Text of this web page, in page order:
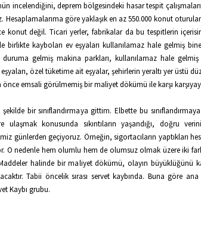
incelendiğini, deprem bölgesindeki hasar tespit
Hesaplamalarıma göre yaklaşık en az 550.000 konut
konut değil. Ticari yerler, fabrikalar da bu tespitlerin
birlikte kaybolan ev eşyaları kullanılamaz hale gelmiş
gelmiş makina parkları, kullanılamaz hale
özel tüketime ait eşyalar, şehirlerin yeraltı yer üstü
emsali görülmemiş bir maliyet dökümü ile karşı
bir sınıflandırmaya gittim. Elbette bu
ulaşmak konusunda sıkıntıların yaşandığı, doğru
günlerden geçiyoruz. Örneğin, sigortacıların yaptıkları
O nedenle hem olumlu hem de olumsuz olmak üzere iki
halinde bir maliyet dökümü, olayın büyüklüğünü
Tabii öncelik sırası servet kaybında. Buna göre
Kaybı grubu.